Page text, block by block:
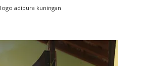
logo adipura kuningan